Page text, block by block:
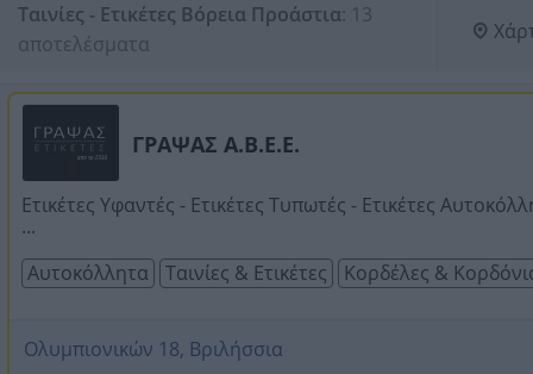
Ταινίες - Ετικέτες Βόρεια Προάστια: 13
αποτελέσματα
ΓΡΑΨΑΣ Α.Β.Ε.Ε.
Ετικέτες Υφαντές - Ετικέτες Τυπωτές - Ετικέτες
...
Αυτοκόλλητα
Ταινίες & Ετικέτες Κορδέλες &
Ολυμπιονικών 18, Βριλήσσια